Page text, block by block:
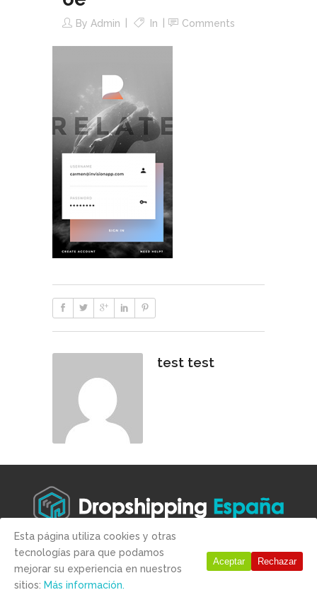
By Admin In Comments
test test
Copyright © 2019 - Aviso legal-Condiciones de compra-Politica
de Privacidad -Politica de Cookies
Esta página utiliza cookies y otras
tecnologías para que podamos
mejorar su experiencia en nuestros
sitios: Más información.
Aceptar Rechazar